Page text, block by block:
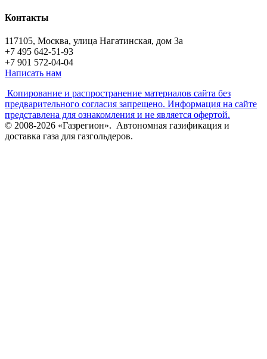
Контакты
117105, Москва, улица Нагатинская, дом 3а
+7 495 642-51-93
+7 901 572-04-04
Написать нам
Копирование и распространение материалов сайта без
предварительного согласия запрещено. Информация на сайте
представлена для ознакомления и не является офертой.
© 2008-2026 «Газрегион». Автономная газификация и
доставка газа для газгольдеров.